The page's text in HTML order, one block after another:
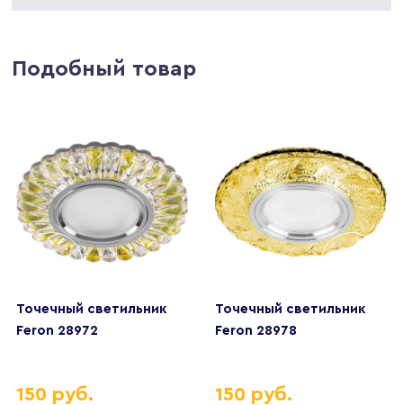
Подобный товар
Точечный светильник
Feron 28972
150 руб.
Точечный светильник
Feron 28978
150 руб.